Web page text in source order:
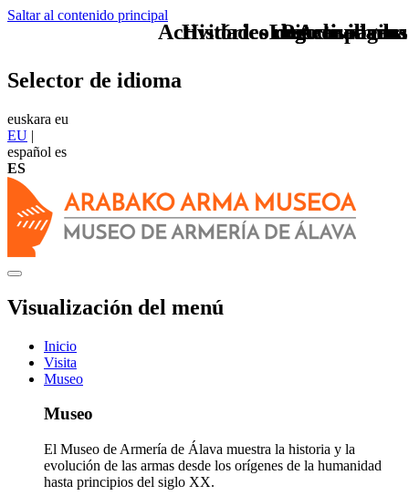
Saltar al contenido principal
Logo arabaeus
Selector de idioma
euskara eu
EU |
español es
ES
Visualización del menú
Inicio
Visita
Museo
Museo
El Museo de Armería de Álava muestra la historia y la
evolución de las armas desde los orígenes de la humanidad
hasta principios del siglo XX.
Actividades
Actividades
Actividades museoa armas
Histórico de actividades
Logo arabaeus
Pie de página